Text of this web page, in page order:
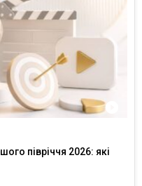
півріччя 2026: які